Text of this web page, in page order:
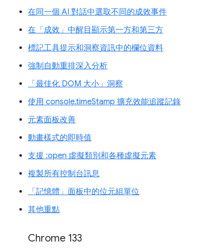
在同一個 AI 對話中選取不同的成效事件
在「成效」中醒目顯示第一方和第三方
標記工具提示和洞察資訊中的欄位資料
強制自動重排深入分析
「最佳化 DOM 大小」洞察
使用 console.timeStamp 擴充效能追蹤記錄
元素面板改善
動畫樣式的即時值
支援 :open 虛擬類別和各種虛擬元素
複製所有控制台訊息
「記憶體」面板中的位元組單位
其他重點
Chrome 133